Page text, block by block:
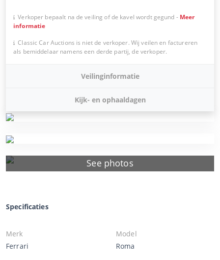
See photos
Verkoper bepaalt na de veiling of de kavel wordt gegund - Meer
informatie
Classic Car Auctions is niet de verkoper. Wij veilen en factureren
als bemiddelaar namens een derde partij, de verkoper.
Veilinginformatie
Kijk- en ophaaldagen
Specificaties
Merk
Ferrari
Model
Roma